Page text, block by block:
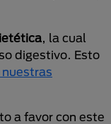
, la cual
digestivo. Esto
a favor con este